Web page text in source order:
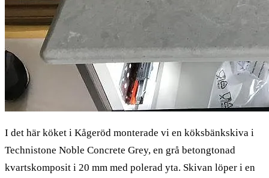
I det här köket i Kågeröd monterade vi en köksbänkskiva i
Technistone Noble Concrete Grey, en grå betongtonad
kvartskomposit i 20 mm med polerad yta. Skivan löper i en